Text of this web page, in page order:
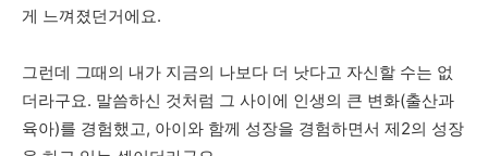
게 느껴졌던거에요.
그런데 그때의 내가 지금의 나보다 더 낫다고 자신할 수는 없
더라구요. 말씀하신 것처럼 그 사이에 인생의 큰 변화(출산과
육아)를 경험했고, 아이와 함께 성장을 경험하면서 제2의 성장